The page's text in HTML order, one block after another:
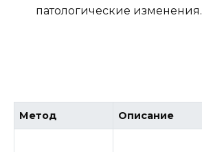
патологические изменения.
Метод Описание